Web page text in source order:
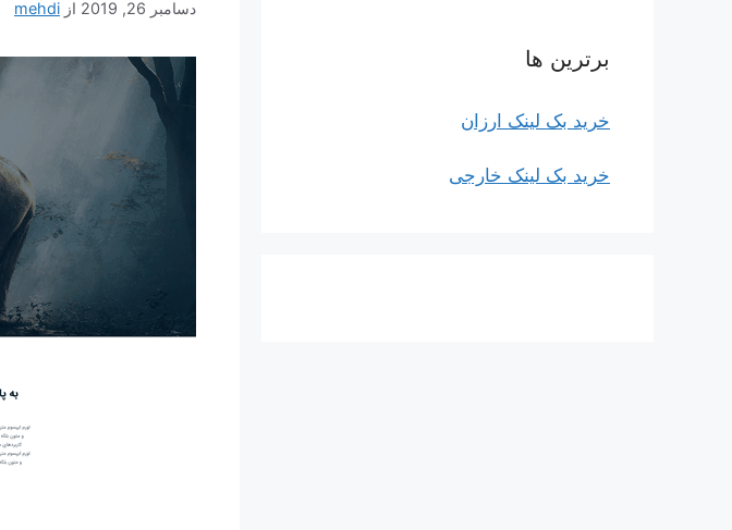
دسامبر 26, 2019 از mehdi
برترین ها
خرید بک لینک ارزان
خرید بک لینک خارجی